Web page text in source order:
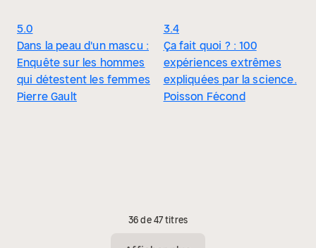
5.0
Dans la peau d'un mascu :
Enquête sur les hommes
qui détestent les femmes
Pierre Gault
3.4
Ça fait quoi ? : 100
expériences extrêmes
expliquées par la science.
Poisson Fécond
36 de 47 titres